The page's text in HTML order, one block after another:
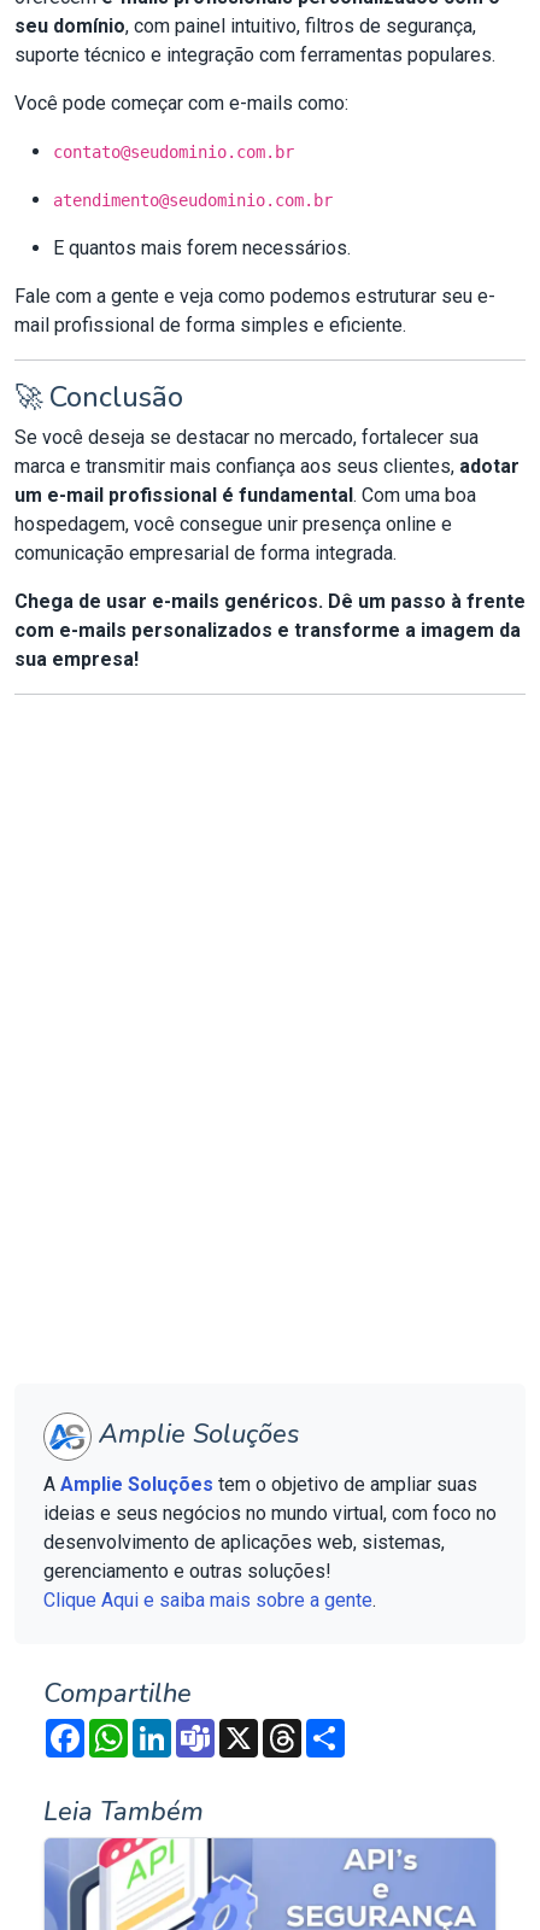
seu domínio, com painel intuitivo, filtros de segurança,
suporte técnico e integração com ferramentas populares.
Você pode começar com e-mails como:
contato@seudominio.com.br
atendimento@seudominio.com.br
E quantos mais forem necessários.
Fale com a gente e veja como podemos estruturar seu e-
mail profissional de forma simples e eficiente.
🚀 Conclusão
Se você deseja se destacar no mercado, fortalecer sua
marca e transmitir mais confiança aos seus clientes, adotar
um e-mail profissional é fundamental. Com uma boa
hospedagem, você consegue unir presença online e
comunicação empresarial de forma integrada.
Chega de usar e-mails genéricos. Dê um passo à frente
com e-mails personalizados e transforme a imagem da
sua empresa!
Amplie Soluções
A Amplie Soluções tem o objetivo de ampliar suas
ideias e seus negócios no mundo virtual, com foco no
desenvolvimento de aplicações web, sistemas,
gerenciamento e outras soluções!
Clique Aqui e saiba mais sobre a gente.
Compartilhe
FacebookWhatsApp
LinkedInTeams
X Threads
Leia Também